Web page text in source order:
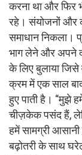
करना था और फिर
रहे। संयोजनों और
समाधान निकला।
भाग लेने और अपने
के लिए बुलाया
क्रम में एक साल
हुए पाती है। “मुझे
चीज़केक पसंद हैं,
हमें सामग्री आसानी
बढ़ोतरी के साथ